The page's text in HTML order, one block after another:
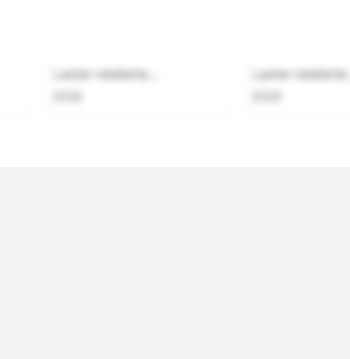
Laster relaterte... Laster relaterte...